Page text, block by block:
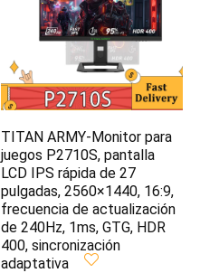
TITAN ARMY-Monitor para
juegos P2710S, pantalla
LCD IPS rápida de 27
pulgadas, 2560×1440, 16:9,
frecuencia de actualización
de 240Hz, 1ms, GTG, HDR
400, sincronización
adaptativa